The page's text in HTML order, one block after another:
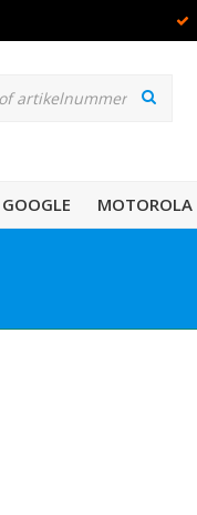
GOOGLE MOTOROLA